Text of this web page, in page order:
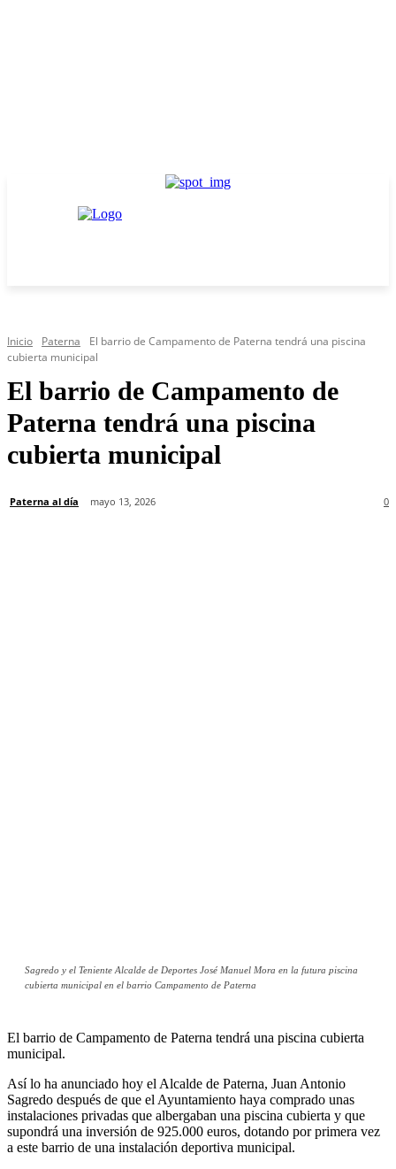
Inicio Paterna
El barrio de Campamento de Paterna tendrá una piscina
cubierta municipal
El barrio de Campamento de
Paterna tendrá una piscina
cubierta municipal
Paterna al día mayo 13, 2026 0
Sagredo y el Teniente Alcalde de Deportes José Manuel Mora en la futura piscina
cubierta municipal en el barrio Campamento de Paterna
El barrio de Campamento de Paterna tendrá una piscina cubierta
municipal.
Así lo ha anunciado hoy el Alcalde de Paterna, Juan Antonio
Sagredo después de que el Ayuntamiento haya comprado unas
instalaciones privadas que albergaban una piscina cubierta y que
supondrá una inversión de 925.000 euros, dotando por primera vez
a este barrio de una instalación deportiva municipal.